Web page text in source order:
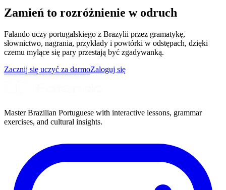
Zamień to rozróżnienie w odruch
Falando uczy portugalskiego z Brazylii przez gramatykę,
słownictwo, nagrania, przykłady i powtórki w odstępach, dzięki
czemu mylące się pary przestają być zgadywanką.
Zacznij się uczyć za darmoZaloguj się
Master Brazilian Portuguese with interactive lessons, grammar
exercises, and cultural insights.